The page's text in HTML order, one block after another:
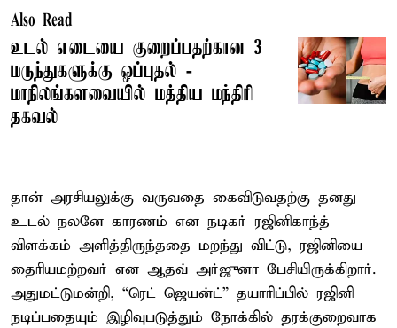
Also Read
உடல் எடையை குறைப்பதற்கான 3
மருந்துகளுக்கு ஒப்புதல் -
மாநிலங்களவையில் மத்திய மந்திரி
தகவல்
தான் அரசியலுக்கு வருவதை கைவிடுவதற்கு தனது
உடல் நலனே காரணம் என நடிகர் ரஜினிகாந்த்
விளக்கம் அளித்திருந்ததை மறந்து விட்டு, ரஜினியை
தைரியமற்றவர் என ஆதவ் அர்ஜுனா பேசியிருக்கிறார்.
அதுமட்டுமன்றி, “ரெட் ஜெயன்ட்” தயாரிப்பில் ரஜினி
நடிப்பதையும் இழிவுபடுத்தும் நோக்கில் தரக்குறைவாக